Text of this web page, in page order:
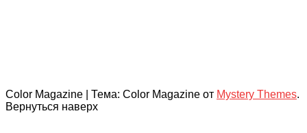
Color Magazine Тема: Color Magazine от Mystery Themes.
Вернуться наверх